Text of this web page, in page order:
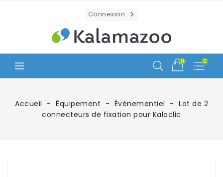
Connexion 
0
0
Accueil Équipement Événementiel
Lot de 2
connecteurs de fixation pour Kalaclic